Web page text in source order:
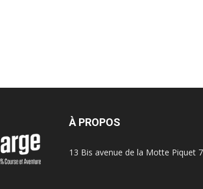
À PROPOS
13 Bis avenue de la Motte Piquet